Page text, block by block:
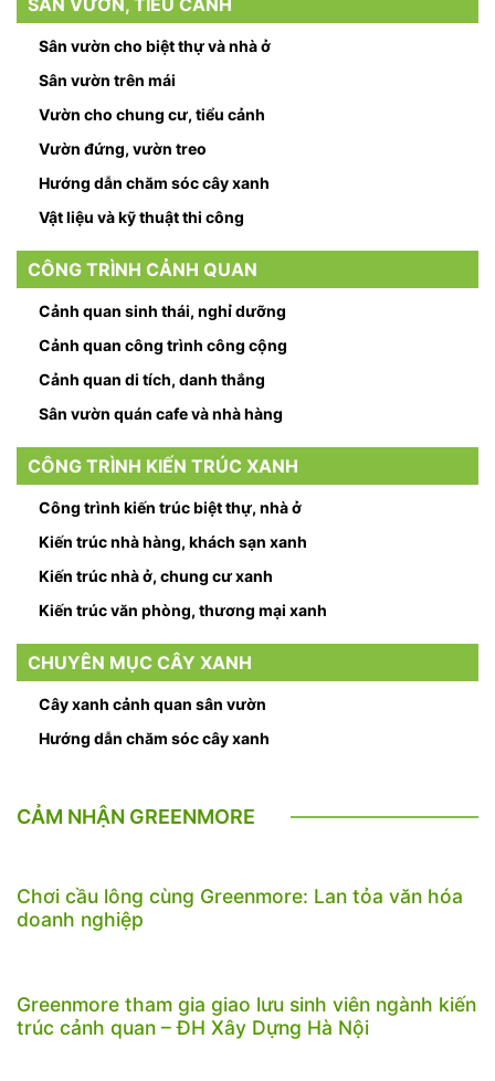
SÂN VƯỜN, TIỂU CẢNH
Sân vườn cho biệt thự và nhà ở
Sân vườn trên mái
Vườn cho chung cư, tiểu cảnh
Vườn đứng, vườn treo
Hướng dẫn chăm sóc cây xanh
Vật liệu và kỹ thuật thi công
CÔNG TRÌNH CẢNH QUAN
Cảnh quan sinh thái, nghỉ dưỡng
Cảnh quan công trình công cộng
Cảnh quan di tích, danh thắng
Sân vườn quán cafe và nhà hàng
CÔNG TRÌNH KIẾN TRÚC XANH
Công trình kiến trúc biệt thự, nhà ở
Kiến trúc nhà hàng, khách sạn xanh
Kiến trúc nhà ở, chung cư xanh
Kiến trúc văn phòng, thương mại xanh
CHUYÊN MỤC CÂY XANH
Cây xanh cảnh quan sân vườn
Hướng dẫn chăm sóc cây xanh
CẢM NHẬN GREENMORE
Chơi cầu lông cùng Greenmore: Lan tỏa văn hóa
doanh nghiệp
Greenmore tham gia giao lưu sinh viên ngành kiến
trúc cảnh quan – ĐH Xây Dựng Hà Nội